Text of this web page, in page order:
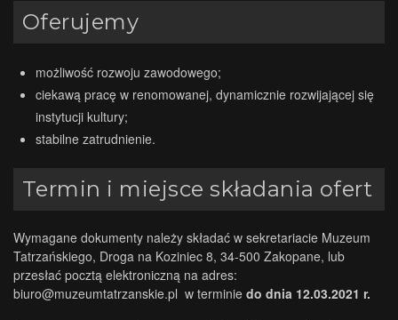
Oferujemy
możliwość rozwoju zawodowego;
ciekawą pracę w renomowanej, dynamicznie rozwijającej się
instytucji kultury;
stabilne zatrudnienie.
Termin i miejsce składania ofert
Wymagane dokumenty należy składać w sekretariacie Muzeum
Tatrzańskiego, Droga na Koziniec 8, 34-500 Zakopane, lub
przesłać pocztą elektroniczną na adres:
biuro@muzeumtatrzanskie.pl w terminie do dnia 12.03.2021 r.